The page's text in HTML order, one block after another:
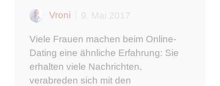
Vroni 9. Mai 2017
Viele Frauen machen beim Online-
Dating eine ähnliche Erfahrung: Sie
erhalten viele Nachrichten,
verabreden sich mit den